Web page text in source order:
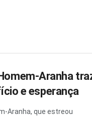
Aranha
e esperança
Aranha, que estreou